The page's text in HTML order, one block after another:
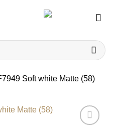
Soft white Matte (58)